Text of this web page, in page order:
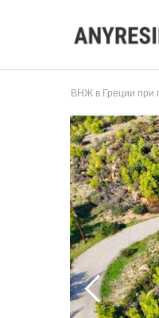
ВНЖ в Греции при